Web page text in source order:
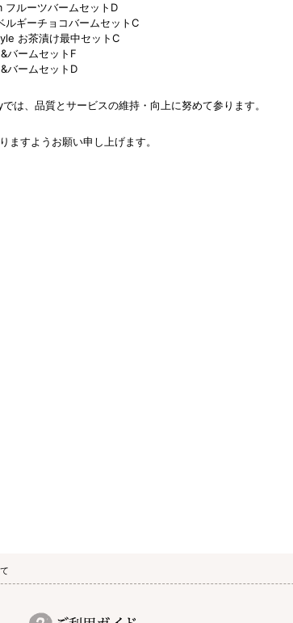
ルーツバームセットD
ルギーチョコバームセットC
お茶漬け最中セットC
バームセットF
バームセットD
は、品質とサービスの維持・向上に努めて参ります。
ますようお願い申し上げます。